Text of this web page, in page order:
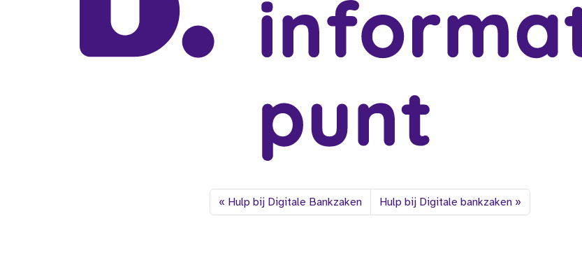
Hulp bij Digitale Bankzaken Hulp bij Digitale bankzaken